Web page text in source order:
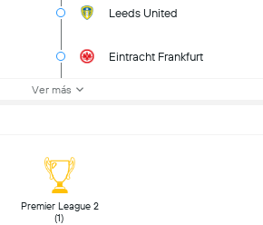
Leeds United
Eintracht Frankfurt
Ver más
Premier League 2
(1)